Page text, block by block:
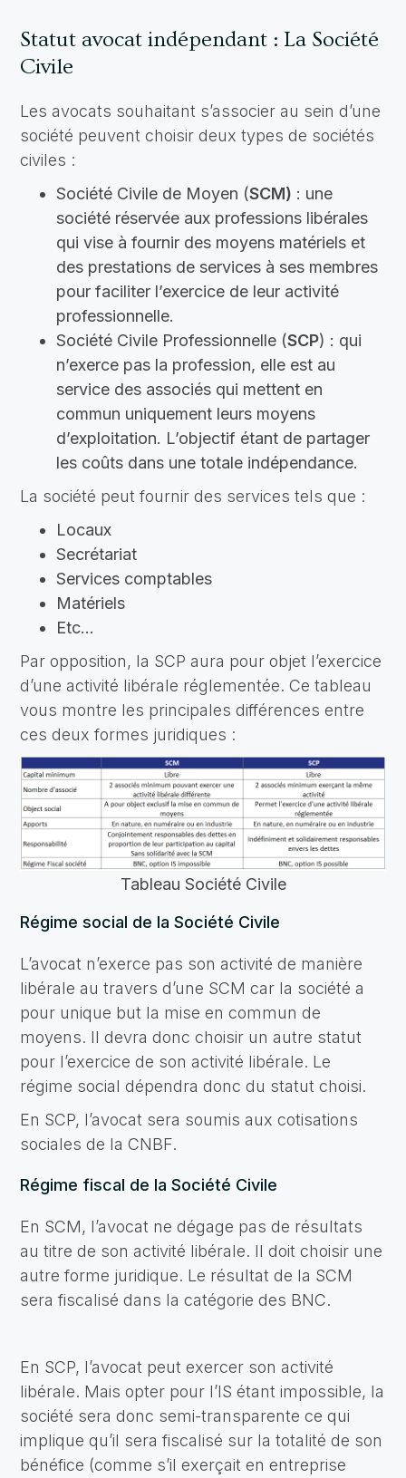
Statut avocat indépendant : La Société
Civile
Les avocats souhaitant s’associer au sein d’une
société peuvent choisir deux types de sociétés
civiles :
Société Civile de Moyen (SCM) : une
société réservée aux professions libérales
qui vise à fournir des moyens matériels et
des prestations de services à ses membres
pour faciliter l’exercice de leur activité
professionnelle.
Société Civile Professionnelle (SCP) : qui
n’exerce pas la profession, elle est au
service des associés qui mettent en
commun uniquement leurs moyens
d’exploitation. L’objectif étant de partager
les coûts dans une totale indépendance.
La société peut fournir des services tels que :
Locaux
Secrétariat
Services comptables
Matériels
Etc…
Par opposition, la SCP aura pour objet l’exercice
d’une activité libérale réglementée. Ce tableau
vous montre les principales différences entre
ces deux formes juridiques :
Tableau Société Civile
Régime social de la Société Civile
L’avocat n’exerce pas son activité de manière
libérale au travers d’une SCM car la société a
pour unique but la mise en commun de
moyens. Il devra donc choisir un autre statut
pour l’exercice de son activité libérale. Le
régime social dépendra donc du statut choisi.
En SCP, l’avocat sera soumis aux cotisations
sociales de la CNBF.
Régime fiscal de la Société Civile
En SCM, l’avocat ne dégage pas de résultats
au titre de son activité libérale. Il doit choisir une
autre forme juridique. Le résultat de la SCM
sera fiscalisé dans la catégorie des BNC.
En SCP, l’avocat peut exercer son activité
libérale. Mais opter pour l’IS étant impossible, la
société sera donc semi-transparente ce qui
implique qu’il sera fiscalisé sur la totalité de son
bénéfice (comme s’il exerçait en entreprise